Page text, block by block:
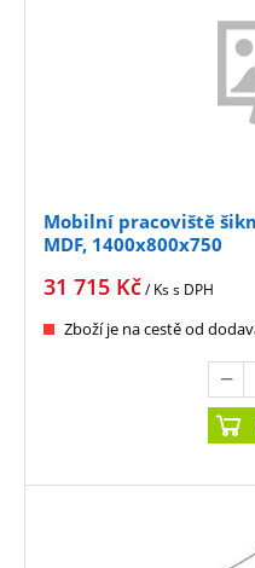
Mobilní pracoviště
MDF, 1400x800x750
31 715 Kč/ Kss DPH
Zboží je na cestě od